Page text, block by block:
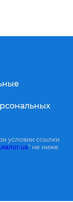
условии ссылки
" не ниже